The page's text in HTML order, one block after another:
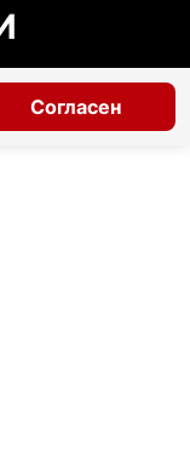
Согласен